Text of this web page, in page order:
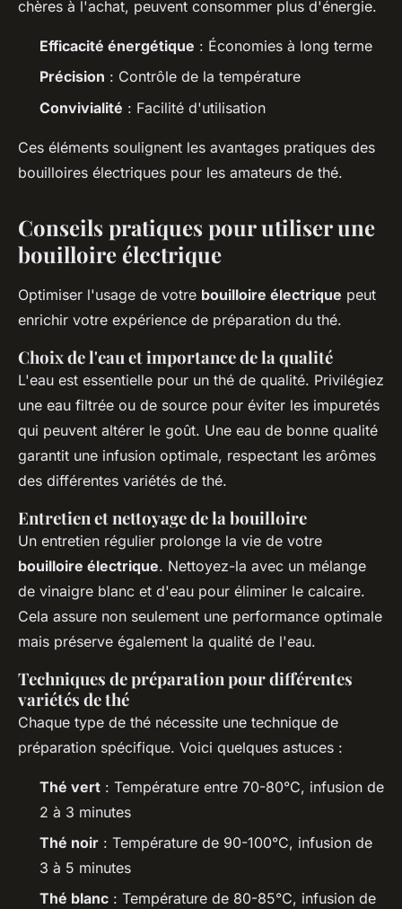
chères à l'achat, peuvent consommer plus d'énergie.
Efficacité énergétique : Économies à long terme
Précision : Contrôle de la température
Convivialité : Facilité d'utilisation
Ces éléments soulignent les avantages pratiques des
bouilloires électriques pour les amateurs de thé.
Conseils pratiques pour utiliser une
bouilloire électrique
Optimiser l'usage de votre bouilloire électrique peut
enrichir votre expérience de préparation du thé.
Choix de l'eau et importance de la qualité
L'eau est essentielle pour un thé de qualité. Privilégiez
une eau filtrée ou de source pour éviter les impuretés
qui peuvent altérer le goût. Une eau de bonne qualité
garantit une infusion optimale, respectant les arômes
des différentes variétés de thé.
Entretien et nettoyage de la bouilloire
Un entretien régulier prolonge la vie de votre
bouilloire électrique. Nettoyez-la avec un mélange
de vinaigre blanc et d'eau pour éliminer le calcaire.
Cela assure non seulement une performance optimale
mais préserve également la qualité de l'eau.
Techniques de préparation pour différentes
variétés de thé
Chaque type de thé nécessite une technique de
préparation spécifique. Voici quelques astuces :
Thé vert : Température entre 70-80°C, infusion de
2 à 3 minutes
Thé noir : Température de 90-100°C, infusion de
3 à 5 minutes
Thé blanc : Température de 80-85°C, infusion de